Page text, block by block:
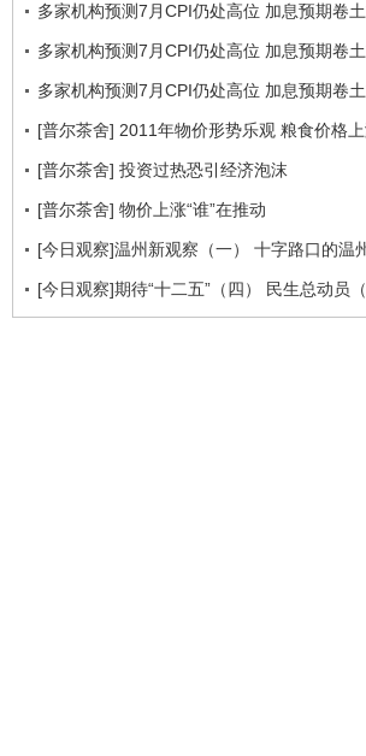
多家机构预测7月CPI仍处高位 加息预期卷
多家机构预测7月CPI仍处高位 加息预期卷
多家机构预测7月CPI仍处高位 加息预期卷
[普尔茶舍] 2011年物价形势乐观 粮食价格
[普尔茶舍] 投资过热恐引经济泡沫
[普尔茶舍] 物价上涨“谁”在推动
[今日观察]温州新观察（一） 十字路口的温
[今日观察]期待“十二五”（四） 民生总动员